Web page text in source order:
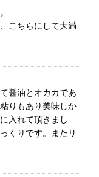
こちらにして大満
醤油とオカカであ
りもあり美味しか
入れて頂きまし
くりです。またリ